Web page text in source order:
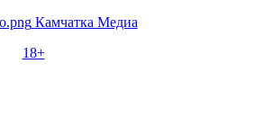
Камчатка Медиа
18+